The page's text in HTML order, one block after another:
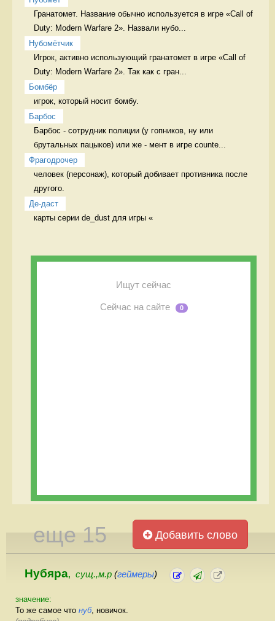
Гранатомет. Название обычно используется в игре «Call of
Duty: Modern Warfare 2». Назвали нубо...
Нубомётчик
Игрок, активно использующий гранатомет в игре «Call of
Duty: Мodern Warfare 2». Так как с гран...
Бомбёр
игрок, который носит бомбу.
Барбос
Барбос - сотрудник полиции (у гопников, ну или
брутальных пацыков) или же - мент в игре counte...
Фрагодрочер
человек (персонаж), который добивает противника после
другого.
Де-даст
карты серии de_dust для игры «
Ищут сейчас
Сейчас на сайте 0
еще 15 Добавить слово
Нубяра, сущ.,м.р (геймеры)
значение:
То же самое что нуб, новичок.